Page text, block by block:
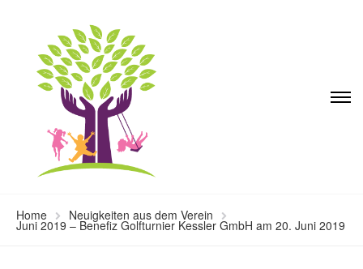
Home Neuigkeiten aus dem Verein
Juni 2019 – Benefiz Golfturnier Kessler GmbH am 20. Juni 2019